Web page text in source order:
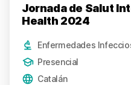
Jornada de Salut
Health 2024
Enfermedades
Presencial
Catalán